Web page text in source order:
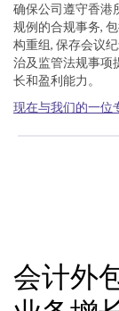
确保公司遵守香港
规例的合规事务,
构重组, 保存会议
治及监管法规事项
长和盈利能力。
现在与我们的一位
会计外